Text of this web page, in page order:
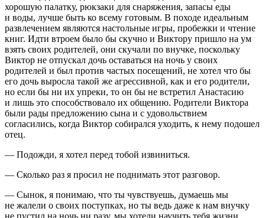
хорошую палатку, рюкзаки для снаряжения, запасы еды
и воды, лучше быть ко всему готовым. В походе идеальным
развлечением являются настольные игры, пробежки и чтение
книг. Идти втроем было бы скучно и Виктору пришло на ум
взять своих родителей, они скучали по внучке, поскольку
Виктор не отпускал дочь оставаться на ночь у своих
родителей и был против частых посещений, не хотел что бы
его дочь выросла такой же агрессивной, как и его родители,
но если бы ни их упреки, то он бы не встретил Анастасию
и лишь это способствовало их общению. Родители Виктора
были рады предложению сына и с удовольствием
согласились, когда Виктор собирался уходить, к нему подошел
отец.
— Подожди, я хотел перед тобой извиниться.
— Сколько раз я просил не поднимать этот разговор.
— Сынок, я понимаю, что ты чувствуешь, думаешь мы
не жалели о своих поступках, но ты ведь даже к нам внучку
не пустил на ночь ни разу, мы хотели научить тебя жизни,